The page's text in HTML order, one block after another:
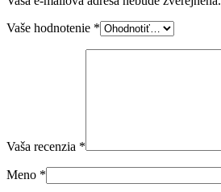
Vaše hodnotenie *
Vaša recenzia *
Meno *